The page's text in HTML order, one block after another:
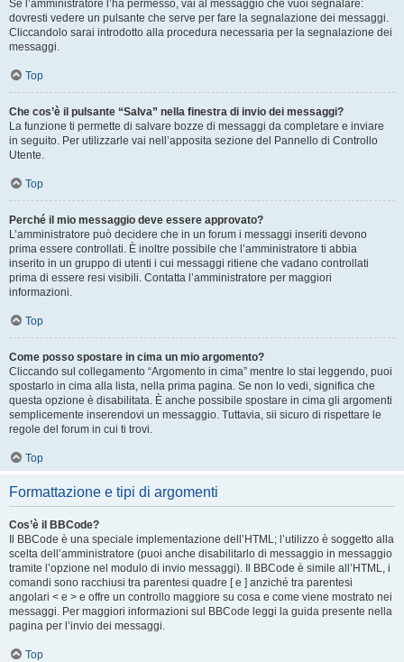
Se l’amministratore l’ha permesso, vai al messaggio che vuoi segnalare:
dovresti vedere un pulsante che serve per fare la segnalazione dei messaggi.
Cliccandolo sarai introdotto alla procedura necessaria per la segnalazione dei
messaggi.
Top
Che cos’è il pulsante “Salva” nella finestra di invio dei messaggi?
La funzione ti permette di salvare bozze di messaggi da completare e inviare
in seguito. Per utilizzarle vai nell’apposita sezione del Pannello di Controllo
Utente.
Top
Perché il mio messaggio deve essere approvato?
L’amministratore può decidere che in un forum i messaggi inseriti devono
prima essere controllati. È inoltre possibile che l’amministratore ti abbia
inserito in un gruppo di utenti i cui messaggi ritiene che vadano controllati
prima di essere resi visibili. Contatta l’amministratore per maggiori
informazioni.
Top
Come posso spostare in cima un mio argomento?
Cliccando sul collegamento “Argomento in cima” mentre lo stai leggendo, puoi
spostarlo in cima alla lista, nella prima pagina. Se non lo vedi, significa che
questa opzione è disabilitata. È anche possibile spostare in cima gli argomenti
semplicemente inserendovi un messaggio. Tuttavia, sii sicuro di rispettare le
regole del forum in cui ti trovi.
Top
Formattazione e tipi di argomenti
Cos’è il BBCode?
Il BBCode è una speciale implementazione dell’HTML; l’utilizzo è soggetto alla
scelta dell’amministratore (puoi anche disabilitarlo di messaggio in messaggio
tramite l’opzione nel modulo di invio messaggi). Il BBCode è simile all’HTML, i
comandi sono racchiusi tra parentesi quadre [ e ] anziché tra parentesi
angolari < e > e offre un controllo maggiore su cosa e come viene mostrato nei
messaggi. Per maggiori informazioni sul BBCode leggi la guida presente nella
pagina per l’invio dei messaggi.
Top